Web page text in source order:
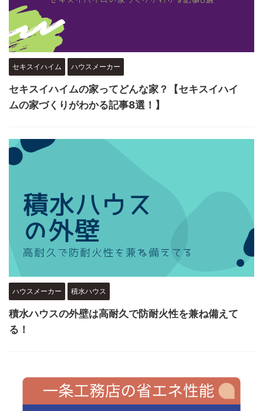
セキスイハイム ハウスメーカー
セキスイハイムの家ってどんな家？【セキスイハイ
ムの家づくりがわかる記事8選！】
ハウスメーカー 積水ハウス
積水ハウスの外壁は高耐久で防耐火性を兼ね備えて
る！